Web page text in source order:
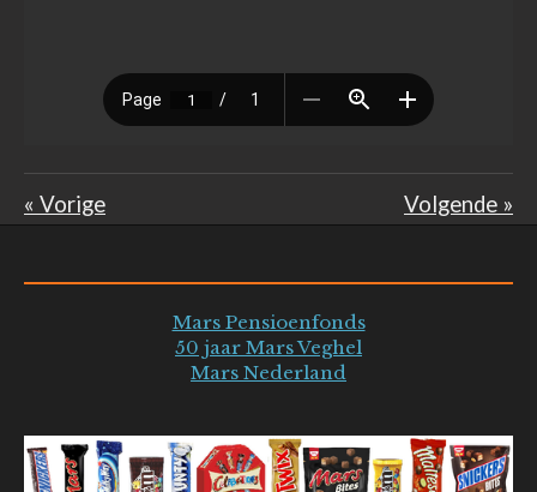
« Vorige Volgende »
Mars Pensioenfonds
50 jaar Mars Veghel
Mars Nederland